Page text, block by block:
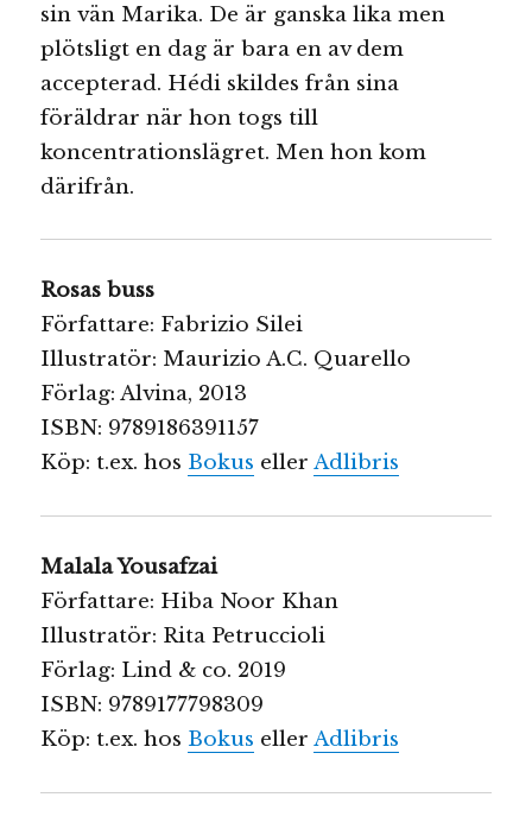
sin vän Marika. De är ganska lika men
plötsligt en dag är bara en av dem
accepterad. Hédi skildes från sina
föräldrar när hon togs till
koncentrationslägret. Men hon kom
därifrån.
Rosas buss
Författare: Fabrizio Silei
Illustratör: Maurizio A.C. Quarello
Förlag: Alvina, 2013
ISBN: 9789186391157
Köp: t.ex. hos Bokus ellerAdlibris
Malala Yousafzai
Författare: Hiba Noor Khan
Illustratör: Rita Petruccioli
Förlag: Lind & co. 2019
ISBN: 9789177798309
Köp: t.ex. hos Bokus ellerAdlibris